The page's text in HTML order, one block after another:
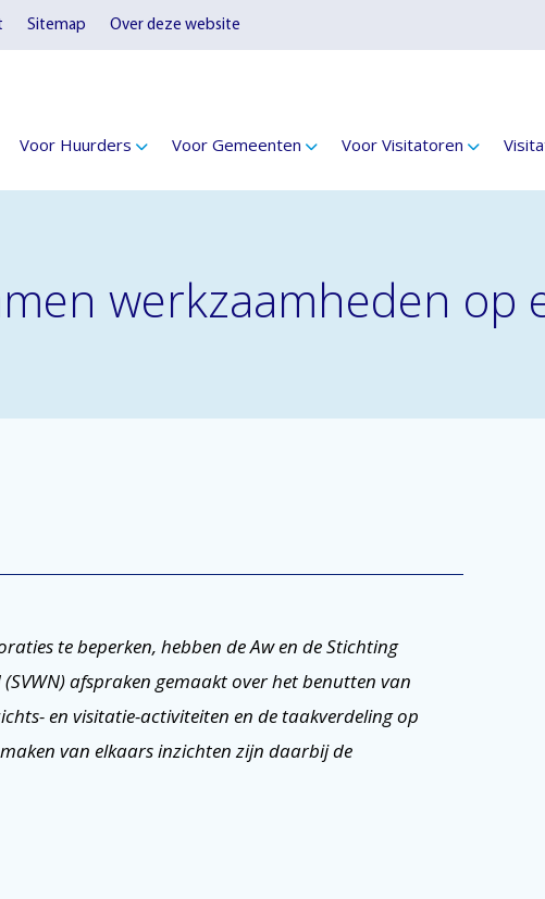
Sitemap Over deze website
Voor Huurders Voor Gemeenten Voor Visitatoren
werkzaamheden op
te beperken, hebben de Aw en de Stichting
afspraken gemaakt over het benutten van
en visitatie-activiteiten en de taakverdeling op
van elkaars inzichten zijn daarbij de